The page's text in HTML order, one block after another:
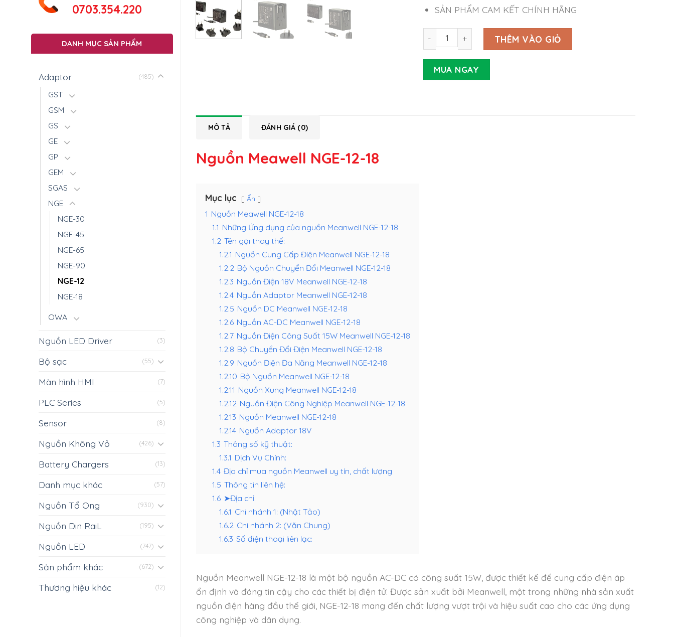
0703.354.220
DANH MỤC SẢN PHẨM
Adaptor (485)
GST
GSM
GS
GE
GP
GEM
SGAS
NGE
NGE-30
NGE-45
NGE-65
NGE-90
NGE-12
NGE-18
OWA
Nguồn LED Driver (3)
Bộ sạc (55)
Màn hình HMI (7)
PLC Series (5)
Sensor (8)
Nguồn Không Vỏ (426)
Battery Chargers (13)
Danh mục khác (57)
Nguồn Tổ Ong (930)
Nguồn Din RaiL (195)
Nguồn LED (747)
Sản phẩm khác (672)
Thương hiệu khác (12)
SẢN PHẨM CAM KẾT CHÍNH HÃNG
Nguồn Meanwell NGE-12-18 (15W 18V 0.83A) số lượng
THÊM VÀO GIỎ
MUA NGAY
MÔ TẢ ĐÁNH GIÁ (0)
Nguồn Meawell NGE-12-18
Mục lục Ẩn
1 Nguồn Meawell NGE-12-18
1.1 Những Ứng dụng của nguồn Meanwell NGE-12-18
1.2 Tên gọi thay thế:
1.2.1 Nguồn Cung Cấp Điện Meanwell NGE-12-18
1.2.2 Bộ Nguồn Chuyển Đổi Meanwell NGE-12-18
1.2.3 Nguồn Điện 18V Meanwell NGE-12-18
1.2.4 Nguồn Adaptor Meanwell NGE-12-18
1.2.5 Nguồn DC Meanwell NGE-12-18
1.2.6 Nguồn AC-DC Meanwell NGE-12-18
1.2.7 Nguồn Điện Công Suất 15W Meanwell NGE-12-18
1.2.8 Bộ Chuyển Đổi Điện Meanwell NGE-12-18
1.2.9 Nguồn Điện Đa Năng Meanwell NGE-12-18
1.2.10 Bộ Nguồn Meanwell NGE-12-18
1.2.11 Nguồn Xung Meanwell NGE-12-18
1.2.12 Nguồn Điện Công Nghiệp Meanwell NGE-12-18
1.2.13 Nguồn Meanwell NGE-12-18
1.2.14 Nguồn Adaptor 18V
1.3 Thông số kỹ thuật:
1.3.1 Dịch Vụ Chính:
1.4 Địa chỉ mua nguồn Meanwell uy tín, chất lượng
1.5 Thông tin liên hệ:
1.6 ➤Địa chỉ:
1.6.1 Chi nhánh 1: (Nhật Tảo)
1.6.2 Chi nhánh 2: (Văn Chung)
1.6.3 Số điện thoại liên lạc:
Nguồn Meanwell NGE-12-18 là một bộ nguồn AC-DC có công suất 15W, được thiết kế để cung cấp điện áp
ổn định và đáng tin cậy cho các thiết bị điện tử. Được sản xuất bởi Meanwell, một trong những nhà sản xuất
nguồn điện hàng đầu thế giới, NGE-12-18 mang đến chất lượng vượt trội và hiệu suất cao cho các ứng dụng
công nghiệp và dân dụng.